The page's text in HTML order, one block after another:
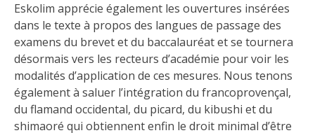
Eskolim apprécie également les ouvertures insérées
dans le texte à propos des langues de passage des
examens du brevet et du baccalauréat et se tournera
désormais vers les recteurs d’académie pour voir les
modalités d’application de ces mesures. Nous tenons
également à saluer l’intégration du francoprovençal,
du flamand occidental, du picard, du kibushi et du
shimaoré qui obtiennent enfin le droit minimal d’être